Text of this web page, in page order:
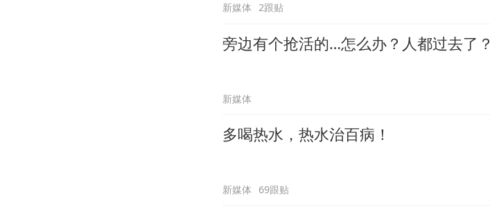
新媒体 2跟贴
旁边有个抢活的…怎么办？人都过去了？
新媒体
多喝热水，热水治百病！
新媒体 69跟贴